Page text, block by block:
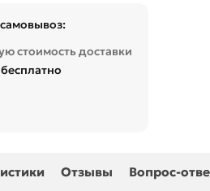
стоимость доставки
Отзывы Вопрос-